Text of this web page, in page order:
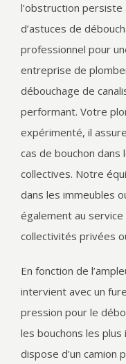
l’obstruction
d’astuces de
professionnel pour
entreprise de
débouchage de
performant. Votre
expérimenté, il
cas de bouchon
collectives. Notre
dans les immeubles
également au
collectivités privées
En fonction de
intervient avec un
pression pour le
les bouchons les
dispose d’un camion